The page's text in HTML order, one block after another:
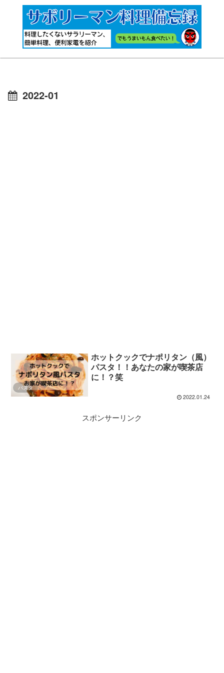
2022-01
パスタ
ホットクックでナポリタン（風）
パスタ！！あなたの家が喫茶店
に！？笑
2022.01.24
スポンサーリンク